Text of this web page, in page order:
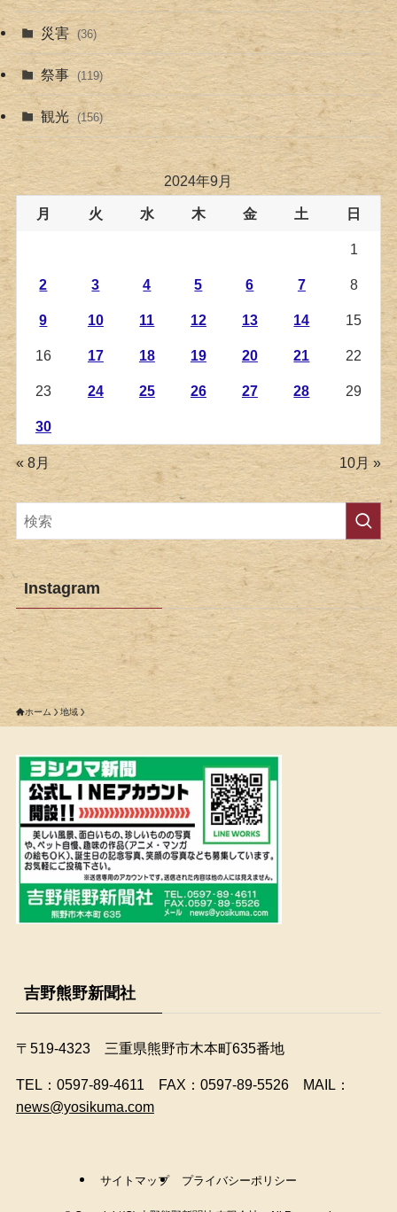
災害 (36)
祭事 (119)
観光 (156)
2024年9月
月 火 水 木 金 土 日
1
2 3 4 5 6 7 8
9 10 11 12 13 14 15
16 17 18 19 20 21 22
23 24 25 26 27 28 29
30
« 8月 10月 »
Instagram
ホーム 地域
吉野熊野新聞社
〒519-4323 三重県熊野市木本町635番地
​TEL：0597-89-4611 FAX：0597-89-5526 MAIL：
news@yosikuma.com
サイトマップ プライバシーポリシー